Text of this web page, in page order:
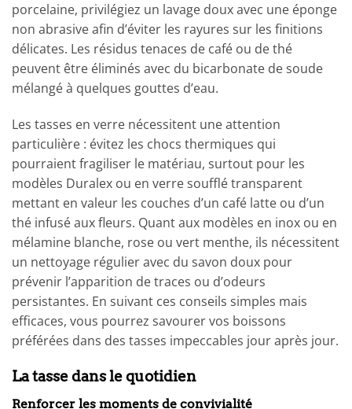
porcelaine, privilégiez un lavage doux avec une éponge
non abrasive afin d’éviter les rayures sur les finitions
délicates. Les résidus tenaces de café ou de thé
peuvent être éliminés avec du bicarbonate de soude
mélangé à quelques gouttes d’eau.
Les tasses en verre nécessitent une attention
particulière : évitez les chocs thermiques qui
pourraient fragiliser le matériau, surtout pour les
modèles Duralex ou en verre soufflé transparent
mettant en valeur les couches d’un café latte ou d’un
thé infusé aux fleurs. Quant aux modèles en inox ou en
mélamine blanche, rose ou vert menthe, ils nécessitent
un nettoyage régulier avec du savon doux pour
prévenir l’apparition de traces ou d’odeurs
persistantes. En suivant ces conseils simples mais
efficaces, vous pourrez savourer vos boissons
préférées dans des tasses impeccables jour après jour.
La tasse dans le quotidien
Renforcer les moments de convivialité